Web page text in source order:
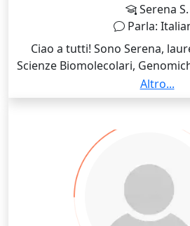
Serena S.
Parla:
Ciao a tutti! Sono Serena,
Scienze Biomolecolari,
solida esperienza nell’aiutare i
medie e del primo biennio
le difficoltà scolastiche. Il
semplici e affascinanti le
particolare la biologia, le
Vi aspetto per fare
Altro...